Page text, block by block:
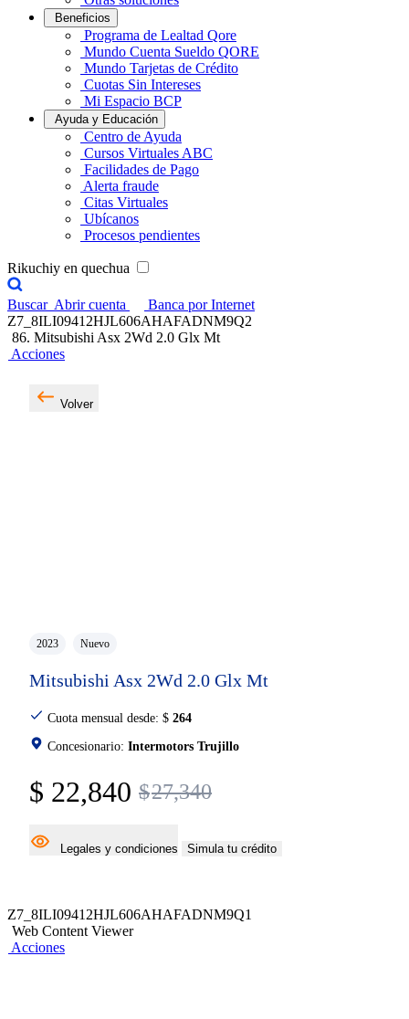
Beneficios
Programa de Lealtad Qore
Mundo Cuenta Sueldo QORE
Mundo Tarjetas de Crédito
Cuotas Sin Intereses
Mi Espacio BCP
Ayuda y Educación
Centro de Ayuda
Cursos Virtuales ABC
Facilidades de Pago
Alerta fraude
Citas Virtuales
Ubícanos
Procesos pendientes
Rikuchiy en quechua
Buscar Abrir cuenta
Banca por Internet
Z7_8ILI09412HJL606AHAFADNM9Q2
86. Mitsubishi Asx 2Wd 2.0 Glx Mt
Acciones
Volver
2023 Nuevo
Mitsubishi Asx 2Wd 2.0 Glx Mt
Cuota mensual desde: $ 264
Concesionario: Intermotors Trujillo
$ 22,840 $27,340
Legales y condiciones Simula tu crédito
Z7_8ILI09412HJL606AHAFADNM9Q1
Web Content Viewer
Acciones